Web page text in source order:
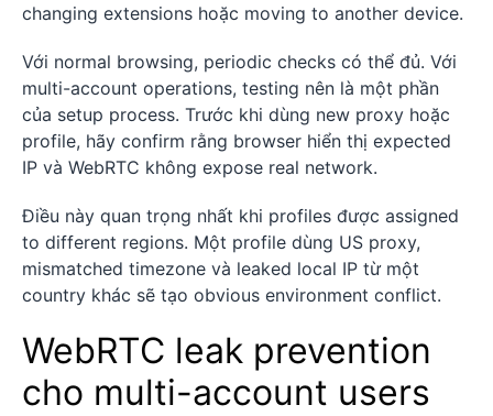
changing extensions hoặc moving to another device.
Với normal browsing, periodic checks có thể đủ. Với
multi-account operations, testing nên là một phần
của setup process. Trước khi dùng new proxy hoặc
profile, hãy confirm rằng browser hiển thị expected
IP và WebRTC không expose real network.
Điều này quan trọng nhất khi profiles được assigned
to different regions. Một profile dùng US proxy,
mismatched timezone và leaked local IP từ một
country khác sẽ tạo obvious environment conflict.
WebRTC leak prevention
cho multi-account users